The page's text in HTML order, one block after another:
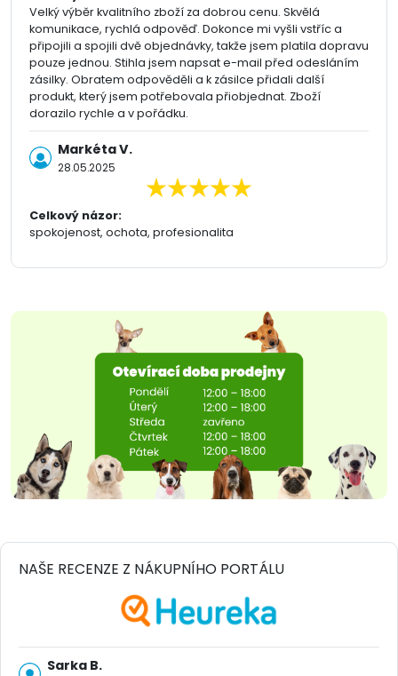
Velký výběr kvalitního zboží za dobrou cenu. Skvělá
komunikace, rychlá odpověď. Dokonce mi vyšli vstříc a
připojili a spojili dvě objednávky, takže jsem platila dopravu
pouze jednou. Stihla jsem napsat e-mail před odesláním
zásilky. Obratem odpověděli a k zásilce přidali další
produkt, který jsem potřebovala přiobjednat. Zboží
dorazilo rychle a v pořádku.
Markéta V.
28.05.2025
Celkový názor:
spokojenost, ochota, profesionalita
NAŠE RECENZE Z NÁKUPNÍHO PORTÁLU
Sarka B.